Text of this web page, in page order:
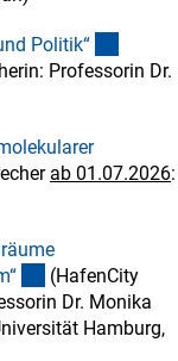
Politik“
Professorin Dr.
ab 01.07.2026:
“ (externer Link)
(HafenCity
Dr. Monika
Hamburg,